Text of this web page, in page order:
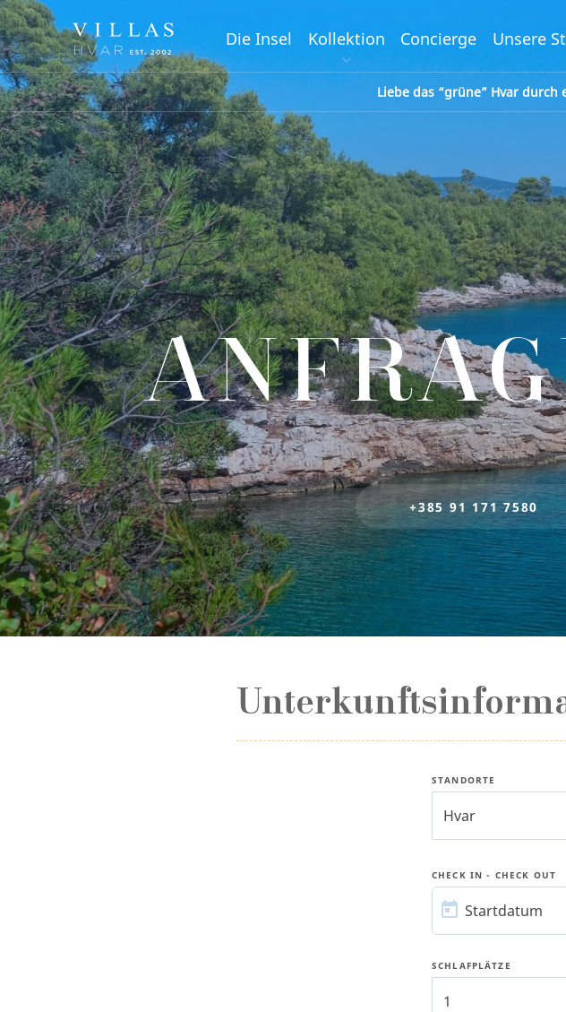
Die Insel Kollektion Concierge Unsere
Liebe das “grüne” Hvar durch
+385 91 171 7580
STANDORTE
Hvar
CHECK IN - CHECK OUT
STARTDATUM
Startdatum
SCHLAFPLÄTZE
1